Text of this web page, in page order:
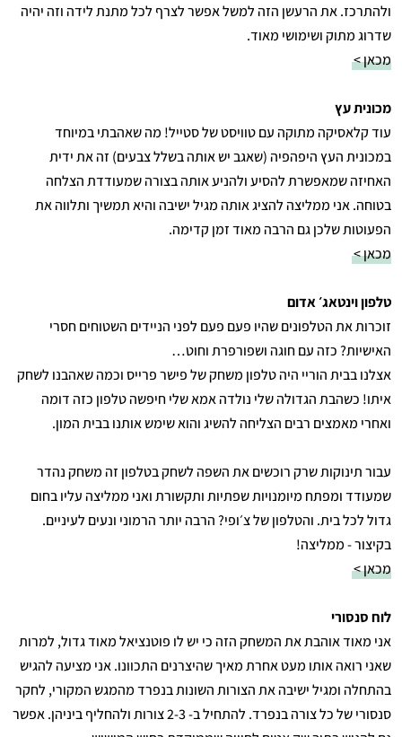
ולהתרכז. את הרעשן הזה למשל אפשר לצרף לכל מתנת לידה וזה יהיה
שדרוג מתוק ושימושי מאוד.
מכאן >
מכונית עץ
עוד קלאסיקה מתוקה עם טוויסט של סטייל! מה שאהבתי במיוחד
במכונית העץ היפהפיה (שאגב יש אותה בשלל צבעים) זה את ידית
האחיזה שמאפשרת להסיע ולהניע אותה בצורה שמעודדת הצלחה
בטוחה. אני ממליצה להציג אותה מגיל ישיבה והיא תמשיך ותלווה את
הפעוטות שלכן גם הרבה מאוד זמן קדימה.
מכאן >
טלפון וינטאג׳ אדום
זוכרות את הטלפונים שהיו פעם פעם לפני הניידים השטוחים חסרי
האישיות? כזה עם חוגה ושפורפרת וחוט…
אצלנו בבית הוריי היה טלפון משחק של פישר פרייס וכמה שאהבנו לשחק
איתו! כשהבת הגדולה שלי נולדה אמא שלי חיפשה טלפון כזה דומה
ואחרי מאמצים רבים הצליחה להשיג והוא שימש אותנו בבית המון.
עבור תינוקות שרק רוכשים את השפה לשחק בטלפון זה משחק נהדר
שמעודד ומפתח מיומנויות שפתיות ותקשורת ואני ממליצה עליו בחום
גדול לכל בית. והטלפון של צ׳ופי? הרבה יותר הרמוני ונעים לעיניים.
בקיצור - ממליצה!
מכאן >
לוח סנסורי
אני מאוד אוהבת את המשחק הזה כי יש לו פוטנציאל מאוד גדול, למרות
שאני רואה אותו מעט אחרת מאיך שהיצרנים התכוונו. אני מציעה להגיש
בהתחלה ומגיל ישיבה את הצורות השונות בנפרד מהמגש המקורי, לחקר
סנסורי של כל צורה בנפרד. להתחיל ב- 2-3 צורות ולהחליף ביניהן. אפשר